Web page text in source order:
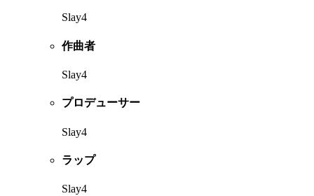
Slay4
作曲者
Slay4
プロデューサー
Slay4
ラップ
Slay4